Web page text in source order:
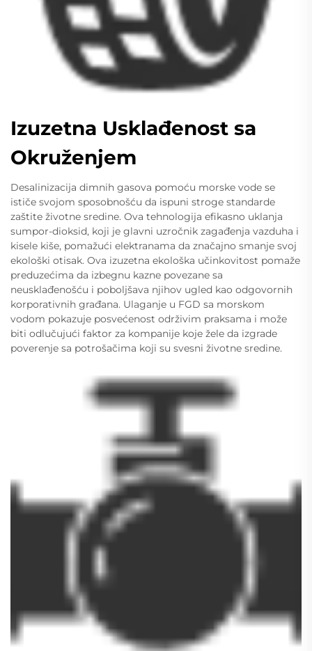
Izuzetna Usklađenost sa
Okruženjem
Desalinizacija dimnih gasova pomoću morske vode se
ističe svojom sposobnošću da ispuni stroge standarde
zaštite životne sredine. Ova tehnologija efikasno uklanja
sumpor-dioksid, koji je glavni uzročnik zagađenja vazduha i
kisele kiše, pomažući elektranama da značajno smanje svoj
ekološki otisak. Ova izuzetna ekološka učinkovitost pomaže
preduzećima da izbegnu kazne povezane sa
neusklađenošću i poboljšava njihov ugled kao odgovornih
korporativnih građana. Ulaganje u FGD sa morskom
vodom pokazuje posvećenost održivim praksama i može
biti odlučujući faktor za kompanije koje žele da izgrade
poverenje sa potrošačima koji su svesni životne sredine.